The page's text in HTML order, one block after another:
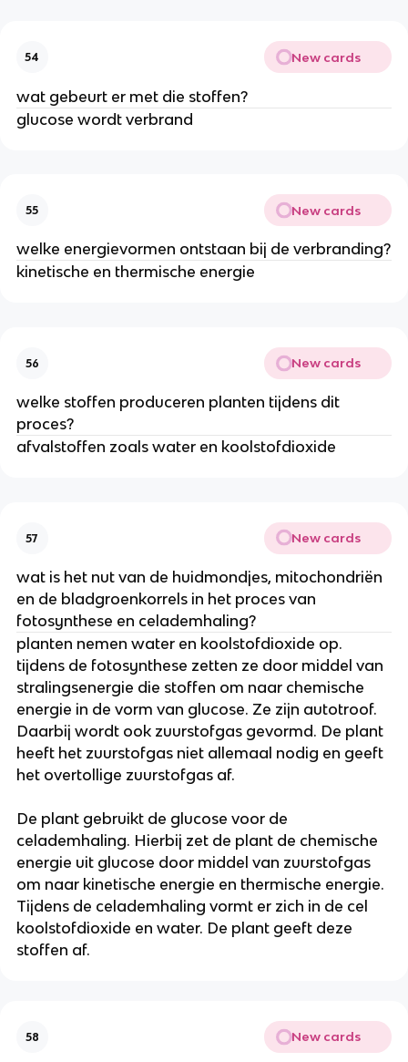
54 New cards
wat gebeurt er met die stoffen?
glucose wordt verbrand
55 New cards
welke energievormen ontstaan bij de verbranding?
kinetische en thermische energie
56 New cards
welke stoffen produceren planten tijdens dit
proces?
afvalstoffen zoals water en koolstofdioxide
57 New cards
wat is het nut van de huidmondjes, mitochondriën
en de bladgroenkorrels in het proces van
fotosynthese en celademhaling?
planten nemen water en koolstofdioxide op.
tijdens de fotosynthese zetten ze door middel van
stralingsenergie die stoffen om naar chemische
energie in de vorm van glucose. Ze zijn autotroof.
Daarbij wordt ook zuurstofgas gevormd. De plant
heeft het zuurstofgas niet allemaal nodig en geeft
het overtollige zuurstofgas af.
De plant gebruikt de glucose voor de
celademhaling. Hierbij zet de plant de chemische
energie uit glucose door middel van zuurstofgas
om naar kinetische energie en thermische energie.
Tijdens de celademhaling vormt er zich in de cel
koolstofdioxide en water. De plant geeft deze
stoffen af.
58 New cards